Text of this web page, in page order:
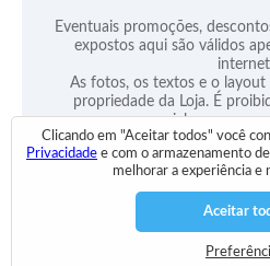
Eventuais promoções,
expostos aqui são válidos
As fotos, os textos e o layout
propriedade da Loja. É
parcial sem nossa
2025 © Todos
Clicando em "Aceitar todos" você
Privacidade e com o armazenamento
melhorar a experiência e
Aceitar